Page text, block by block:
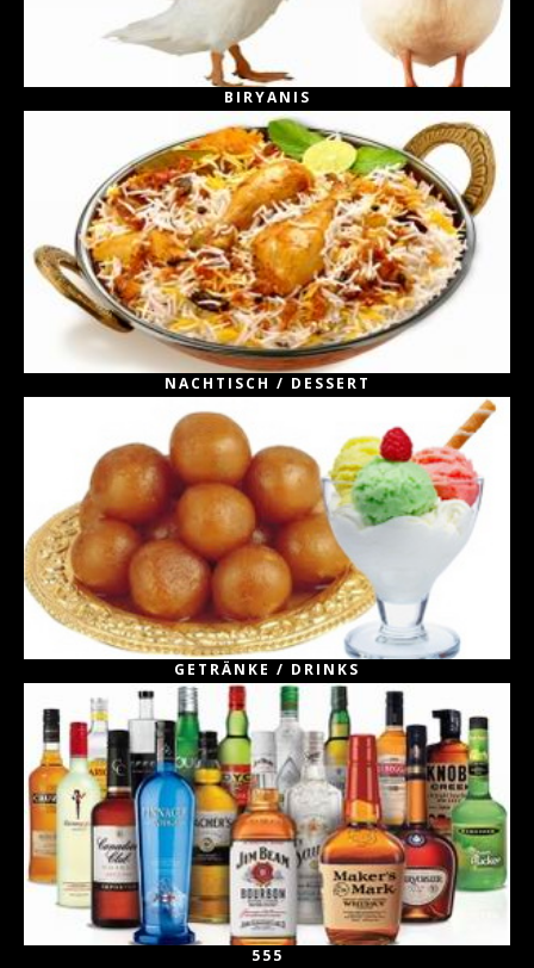
BIRYANIS
NACHTISCH / DESSERT
GETRÄNKE / DRINKS
555